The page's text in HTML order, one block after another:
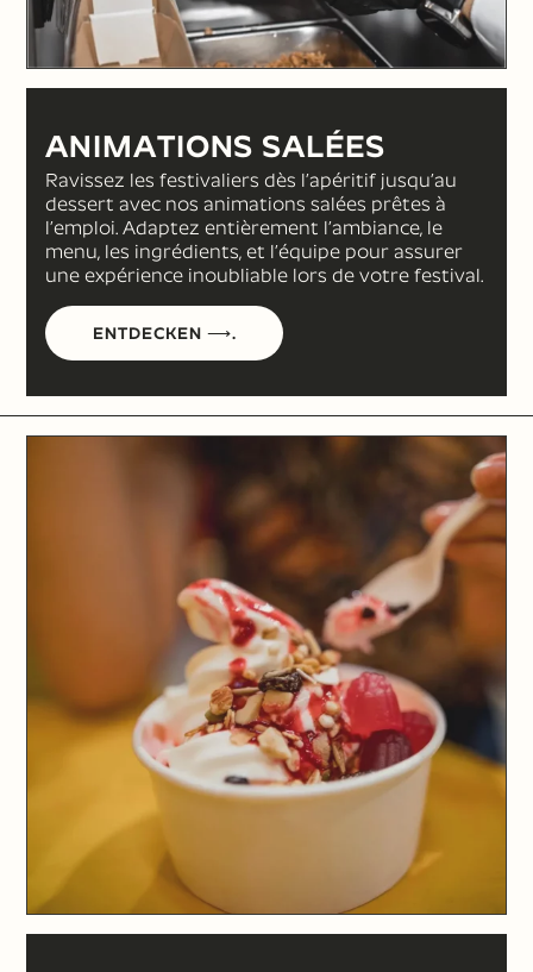
ANIMATIONS SALÉES
Ravissez les festivaliers dès l’apéritif jusqu’au
dessert avec nos animations salées prêtes à
l’emploi. Adaptez entièrement l’ambiance, le
menu, les ingrédients, et l’équipe pour assurer
une expérience inoubliable lors de votre festival.
ENTDECKEN ⟶.